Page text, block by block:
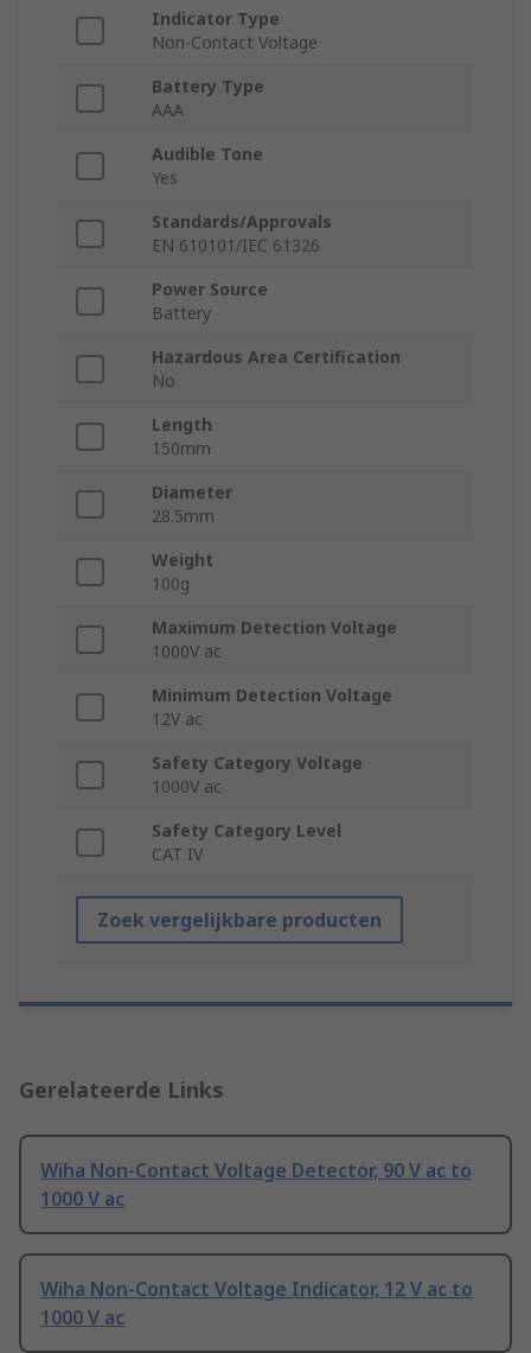
Indicator Type
Non-Contact Voltage
Battery Type
AAA
Audible Tone
Yes
Standards/Approvals
EN 610101/IEC 61326
Power Source
Battery
Hazardous Area Certification
No
Length
150mm
Diameter
28.5mm
Weight
100g
Maximum Detection Voltage
1000V ac
Minimum Detection Voltage
12V ac
Safety Category Voltage
1000V ac
Safety Category Level
CAT IV
Zoek vergelijkbare producten
Gerelateerde Links
Wiha Non-Contact Voltage Detector, 90 V ac to
1000 V ac
Wiha Non-Contact Voltage Indicator, 12 V ac to
1000 V ac